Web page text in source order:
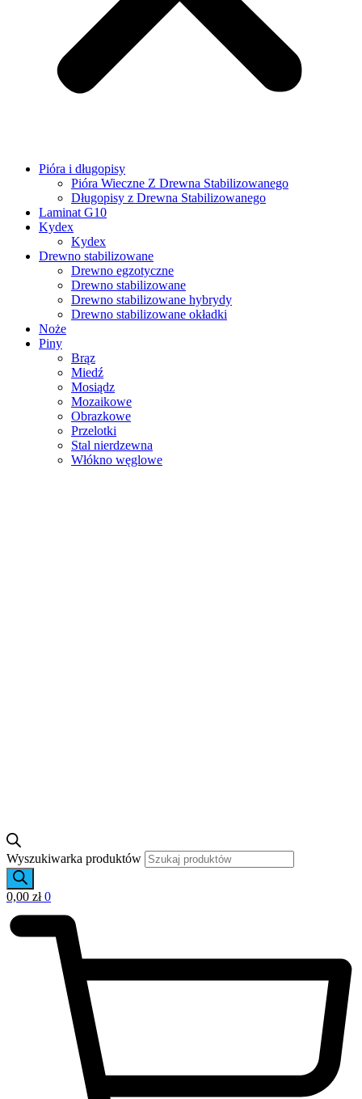
Pióra i długopisy
Pióra Wieczne Z Drewna Stabilizowanego
Długopisy z Drewna Stabilizowanego
Laminat G10
Kydex
Kydex
Drewno stabilizowane
Drewno egzotyczne
Drewno stabilizowane
Drewno stabilizowane hybrydy
Drewno stabilizowane okładki
Noże
Piny
Brąz
Miedź
Mosiądz
Mozaikowe
Obrazkowe
Przelotki
Stal nierdzewna
Włókno węglowe
Wyszukiwarka produktów
0,00 zł 0